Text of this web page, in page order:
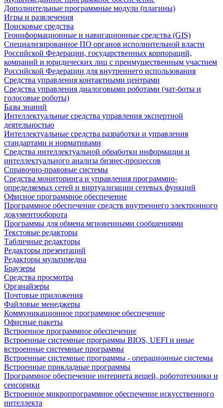
Дополнительные программные модули (плагины)
Игры и развлечения
Поисковые средства
Геоинформационные и навигационные средства (GIS)
Специализированное ПО органов исполнительной власти
Российской Федерации, государственных корпораций,
компаний и юридических лиц с преимущественным участием
Российской Федерации для внутреннего использования
Средства управления контактными центрами
Средства управления диалоговыми роботами (чат-боты и
голосовые роботы)
Базы знаний
Интеллектуальные средства управления экспертной
деятельностью
Интеллектуальные средства разработки и управления
стандартами и нормативами
Средства интеллектуальной обработки информации и
интеллектуального анализа бизнес-процессов
Справочно-правовые системы
Средства мониторинга и управления программно-
определяемых сетей и виртуализации сетевых функций
Офисное программное обеспечение
Программное обеспечение средств внутреннего электронного
документооборота
Программы для обмена мгновенными сообщениями
Текстовые редакторы
Табличные редакторы
Редакторы презентаций
Редакторы мультимедиа
Браузеры
Средства просмотра
Органайзеры
Почтовые приложения
Файловые менеджеры
Коммуникационное программное обеспечение
Офисные пакеты
Встроенное программное обеспечение
Встроенные системные программы BIOS, UEFI и иные
встроенные системные программы
Встроенные системные программы - операционные системы
Встроенные прикладные программы
Программное обеспечение интернета вещей, робототехники и
сенсорики
Встроенное микропрограммное обеспечение искусственного
интеллекта